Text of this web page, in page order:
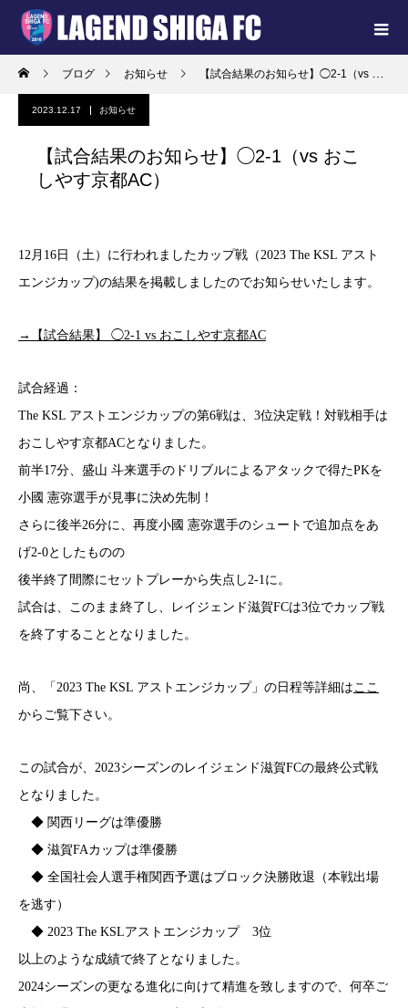
ブログ お知らせ 【試合結果のお知らせ】◯2-1（vs おこしやす京都AC）
2023.12.17 お知らせ
【試合結果のお知らせ】◯2-1（vs おこ
しやす京都AC）
12月16日（土）に行われましたカップ戦（2023 The KSL アスト
エンジカップ)の結果を掲載しましたのでお知らせいたします。
→【試合結果】 ◯2-1 vs おこしやす京都AC
試合経過：
The KSL アストエンジカップの第6戦は、3位決定戦！対戦相手は
おこしやす京都ACとなりました。
前半17分、盛山 斗来選手のドリブルによるアタックで得たPKを
小國 憲弥選手が見事に決め先制！
さらに後半26分に、再度小國 憲弥選手のシュートで追加点をあ
げ2-0としたものの
後半終了間際にセットプレーから失点し2-1に。
試合は、このまま終了し、レイジェンド滋賀FCは3位でカップ戦
を終了することとなりました。
尚、「2023 The KSL アストエンジカップ」の日程等詳細はここ
からご覧下さい。
この試合が、2023シーズンのレイジェンド滋賀FCの最終公式戦
となりました。
◆ 関西リーグは準優勝
◆ 滋賀FAカップは準優勝
◆ 全国社会人選手権関西予選はブロック決勝敗退（本戦出場
を逃す）
◆ 2023 The KSLアストエンジカップ 3位
以上のような成績で終了となりました。
2024シーズンの更なる進化に向けて精進を致しますので、何卒ご